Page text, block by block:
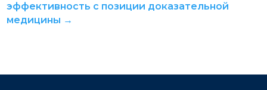
эффективность с позиции доказательной
медицины →